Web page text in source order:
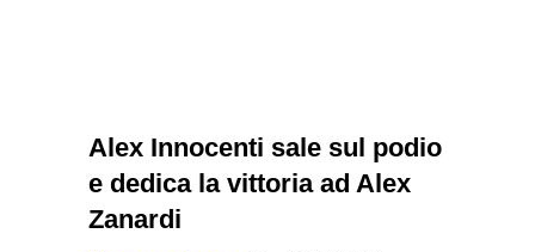
Alex Innocenti sale sul podio
e dedica la vittoria ad Alex
Zanardi